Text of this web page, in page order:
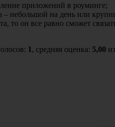
приложений в роуминге;
небольшой на день или
то он все равно сможет
1 , средняя оценка: 5,00